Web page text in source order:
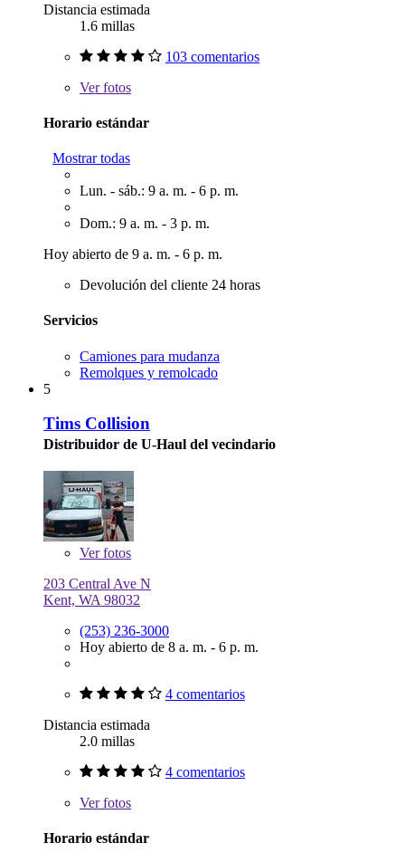
Distancia estimada
1.6 millas
103 comentarios
Verfotos
Horario estándar
Mostrar todas
Lun. - sáb.: 9 a. m. - 6 p. m.
Dom.: 9 a. m. - 3 p. m.
Hoy abierto de 9 a. m. - 6 p. m.
Devolución del cliente 24 horas
Servicios
Camiones para mudanza
Remolques y remolcado
5
Tims Collision
Distribuidor de U-Haul del vecindario
Verfotos
203 Central Ave N
Kent, WA 98032
(253) 236-3000
Hoy abierto de 8 a. m. - 6 p. m.
4 comentarios
Distancia estimada
2.0 millas
4 comentarios
Verfotos
Horario estándar